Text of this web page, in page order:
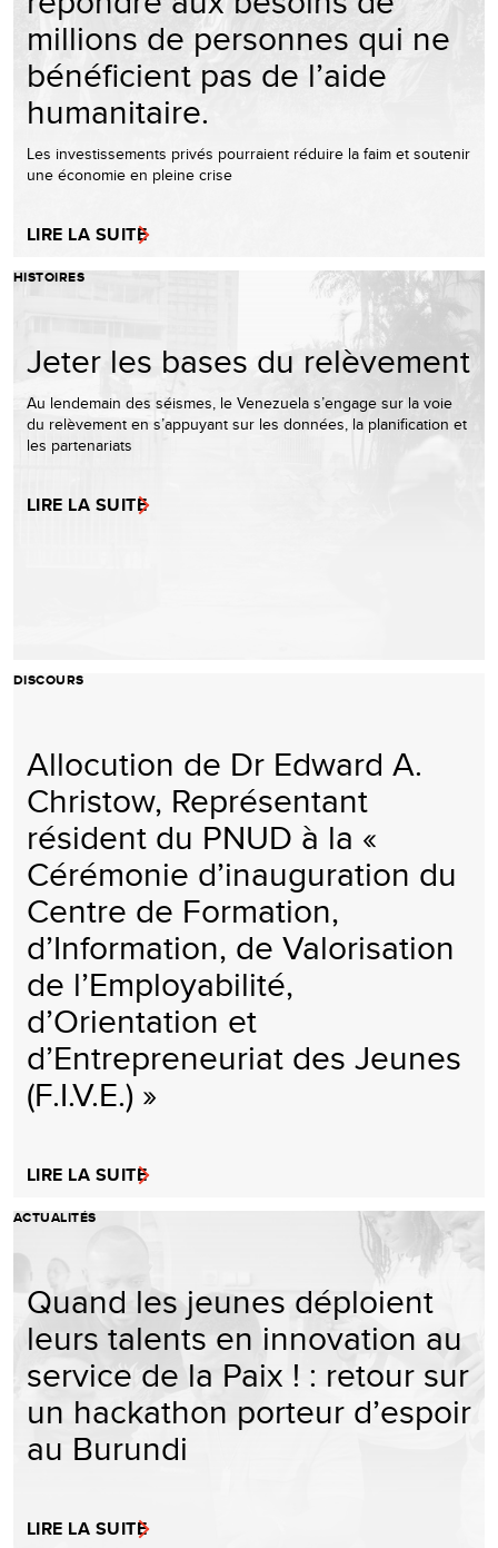
millions de personnes qui ne
bénéficient pas de l’aide
humanitaire.
Les investissements privés pourraient réduire la faim et soutenir
une économie en pleine crise
LIRE LA SUITE
HISTOIRES
Jeter les bases du relèvement
Au lendemain des séismes, le Venezuela s’engage sur la voie
du relèvement en s’appuyant sur les données, la planification et
les partenariats
LIRE LA SUITE
DISCOURS
Allocution de Dr Edward A.
Christow, Représentant
résident du PNUD à la «
Cérémonie d’inauguration du
Centre de Formation,
d’Information, de Valorisation
de l’Employabilité,
d’Orientation et
d’Entrepreneuriat des Jeunes
(F.I.V.E.) »
LIRE LA SUITE
ACTUALITÉS
Quand les jeunes déploient
leurs talents en innovation au
service de la Paix ! : retour sur
un hackathon porteur d’espoir
au Burundi
LIRE LA SUITE